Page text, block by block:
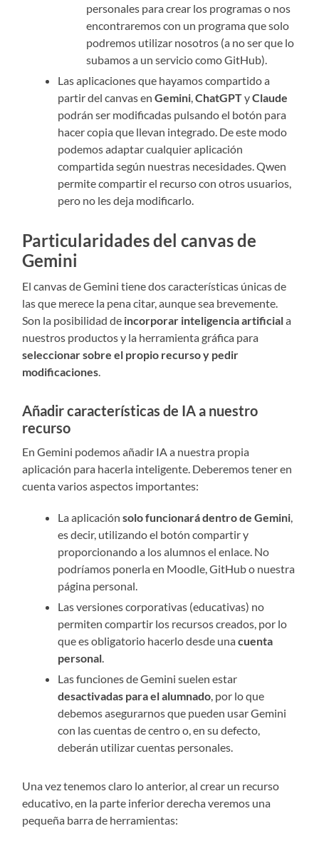
personales para crear los programas o nos
encontraremos con un programa que solo
podremos utilizar nosotros (a no ser que lo
subamos a un servicio como GitHub).
Las aplicaciones que hayamos compartido a
partir del canvas enGemini ,ChatGPTyClaude
podrán ser modificadas pulsando el botón para
hacer copia que llevan integrado. De este modo
podemos adaptar cualquier aplicación
compartida según nuestras necesidades. Qwen
permite compartir el recurso con otros usuarios,
pero no les deja modificarlo.
Particularidades del canvas de
Gemini
El canvas de Gemini tiene dos características únicas de
las que merece la pena citar, aunque sea brevemente.
Son la posibilidad de incorporar inteligencia artificiala
nuestros productos y la herramienta gráfica para
seleccionar sobre el propio recurso y pedir
modificaciones
Añadir características de IA a nuestro
recurso
En Gemini podemos añadir IA a nuestra propia
aplicación para hacerla inteligente. Deberemos tener en
cuenta varios aspectos importantes:
La aplicaciónsolo funcionará dentro de Gemini
es decir, utilizando el botón compartir y
proporcionando a los alumnos el enlace. No
podríamos ponerla en Moodle, GitHub o nuestra
página personal.
Las versiones corporativas (educativas) no
permiten compartir los recursos creados, por lo
que es obligatorio hacerlo desde unacuenta
personal
Las funciones de Gemini suelen estar
desactivadas para el alumnado , por lo que
debemos asegurarnos que pueden usar Gemini
con las cuentas de centro o, en su defecto,
deberán utilizar cuentas personales.
Una vez tenemos claro lo anterior, al crear un recurso
educativo, en la parte inferior derecha veremos una
pequeña barra de herramientas: